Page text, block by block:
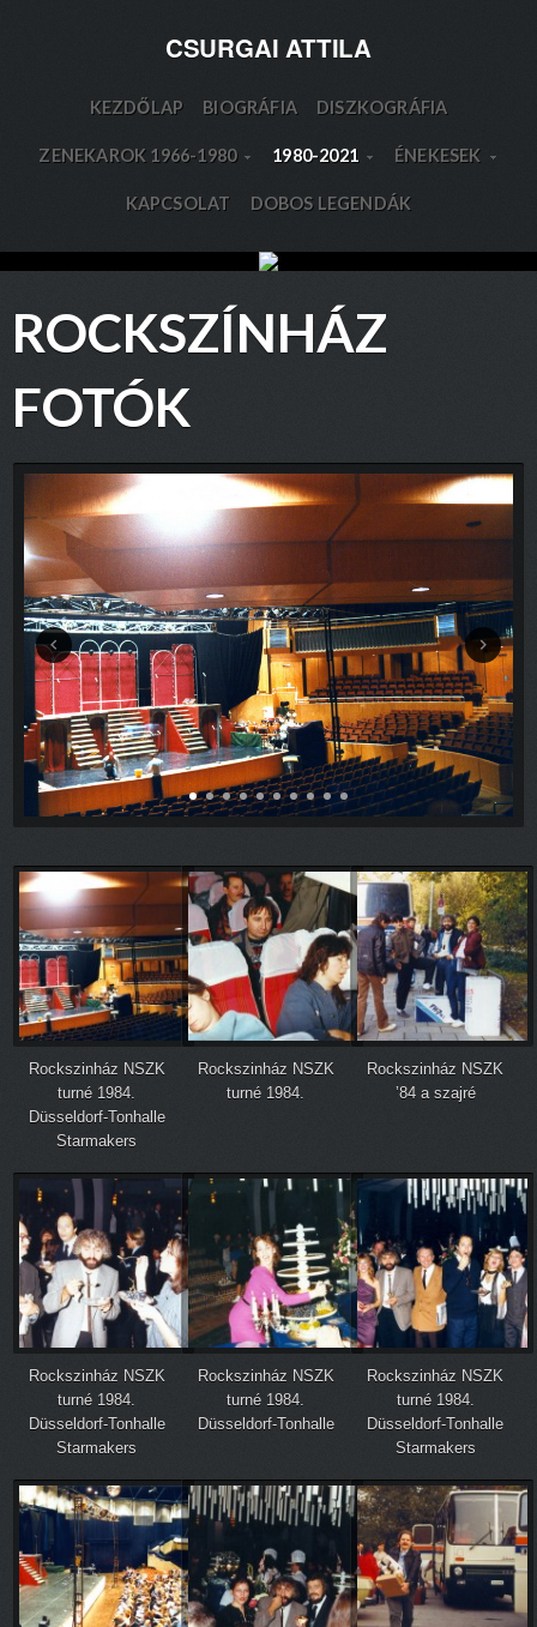
CSURGAI ATTILA
KEZDŐLAP BIOGRÁFIA DISZKOGRÁFIA
ZENEKAROK 1966-1980 1980-2021 ÉNEKESEK
KAPCSOLAT DOBOS LEGENDÁK
ROCKSZÍNHÁZ
FOTÓK
Rockszinház NSZK
turné 1984.
Düsseldorf-Tonhalle
Starmakers
Rockszinház NSZK
turné 1984.
Rockszinház NSZK
’84 a szajré
Rockszinház NSZK
turné 1984.
Düsseldorf-Tonhalle
Starmakers
Rockszinház NSZK
turné 1984.
Düsseldorf-Tonhalle
Rockszinház NSZK
turné 1984.
Düsseldorf-Tonhalle
Starmakers